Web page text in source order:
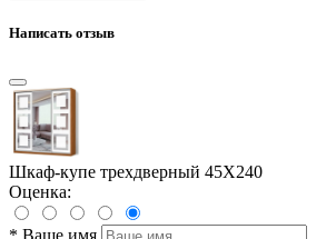
Написать отзыв
Шкаф-купе трехдверный 45Х240
Оценка: